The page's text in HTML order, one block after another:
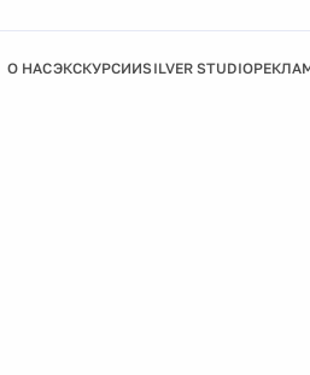
О НАСЭКСКУРСИИSILVER STUDIO